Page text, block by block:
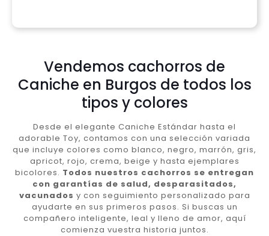
Vendemos cachorros de
Caniche en Burgos de todos los
tipos y colores
Desde el elegante Caniche Estándar hasta el
adorable Toy, contamos con una selección variada
que incluye colores como blanco, negro, marrón, gris,
apricot, rojo, crema, beige y hasta ejemplares
bicolores. Todos nuestros cachorros se entregan
con garantías de salud, desparasitados,
vacunados y con seguimiento personalizado para
ayudarte en sus primeros pasos. Si buscas un
compañero inteligente, leal y lleno de amor, aquí
comienza vuestra historia juntos.